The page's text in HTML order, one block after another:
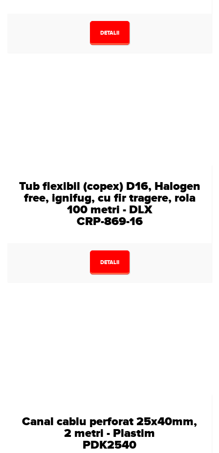
DETALII
Tub flexibil (copex) D16, Halogen
free, ignifug, cu fir tragere, rola
100 metri - DLX
CRP-869-16
DETALII
Canal cablu perforat 25x40mm,
2 metri - Plastim
PDK2540